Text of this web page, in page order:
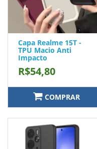
Capa Realme 15T -
TPU Macio Anti
Impacto
R$54,80
COMPRAR